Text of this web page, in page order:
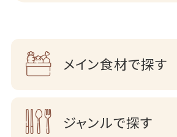
メイン食材で探す
ジャンルで探す